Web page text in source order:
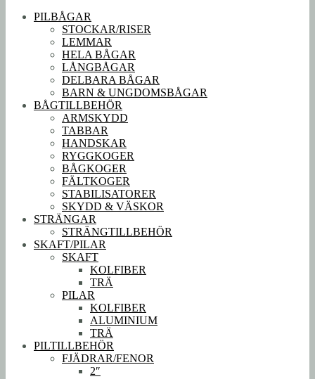
PILBÅGAR
STOCKAR/RISER
LEMMAR
HELA BÅGAR
LÅNGBÅGAR
DELBARA BÅGAR
BARN & UNGDOMSBÅGAR
BÅGTILLBEHÖR
ARMSKYDD
TABBAR
HANDSKAR
RYGGKOGER
BÅGKOGER
FÄLTKOGER
STABILISATORER
SKYDD & VÄSKOR
STRÄNGAR
STRÄNGTILLBEHÖR
SKAFT/PILAR
SKAFT
KOLFIBER
TRÄ
PILAR
KOLFIBER
ALUMINIUM
TRÄ
PILTILLBEHÖR
FJÄDRAR/FENOR
2″